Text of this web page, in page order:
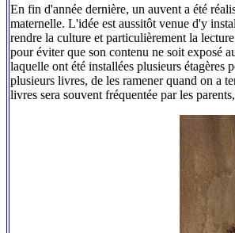
En fin d'année dernière, un auvent a été
maternelle. L'idée est aussitôt venue d'y
rendre la culture et particulièrement la
pour éviter que son contenu ne soit exposé
laquelle ont été installées plusieurs
plusieurs livres, de les ramener quand on a
livres sera souvent fréquentée par les